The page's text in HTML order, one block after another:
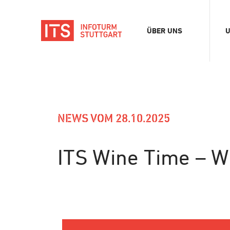
ÜBER UNS
NEWS VOM 28.10.2025
ITS Wine Time –